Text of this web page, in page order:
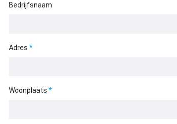
Bedrijfsnaam
Adres
Woonplaats